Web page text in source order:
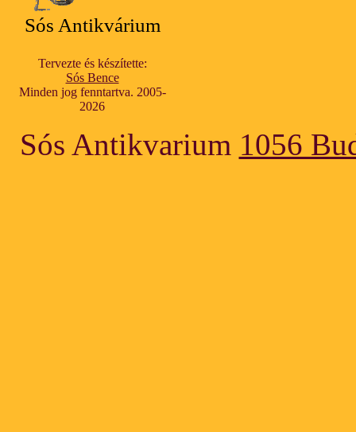
Sós Antikvárium
Tervezte és készítette:
Sós Bence
Minden jog fenntartva. 2005-
2026
Sós Antikvarium 1056